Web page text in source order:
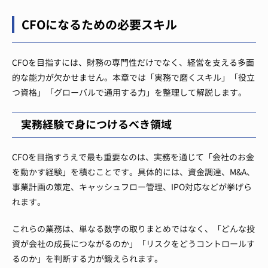
CFOになるための必要スキル
CFOを目指すには、財務の専門性だけでなく、経営を支える多面
的な能力が欠かせません。本章では「実務で磨くスキル」「役立
つ資格」「グローバルで通用する力」を整理して解説します。
実務経験で身につけるべき領域
CFOを目指すうえで最も重要なのは、実務を通じて「会社のお金
を動かす経験」を積むことです。具体的には、資金調達、M&A、
事業計画の策定、キャッシュフロー管理、IPO対応などが挙げら
れます。
これらの業務は、単なる数字の取りまとめではなく、「どんな投
資が会社の成長につながるのか」「リスクをどうコントロールす
るのか」を判断する力が鍛えられます。